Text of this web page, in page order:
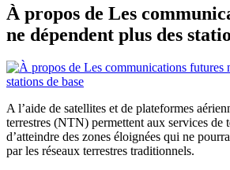
À propos de Les
ne dépendent plus des
A l’aide de satellites et de plateformes
terrestres (NTN) permettent aux services de
d’atteindre des zones éloignées qui ne
par les réseaux terrestres traditionnels.